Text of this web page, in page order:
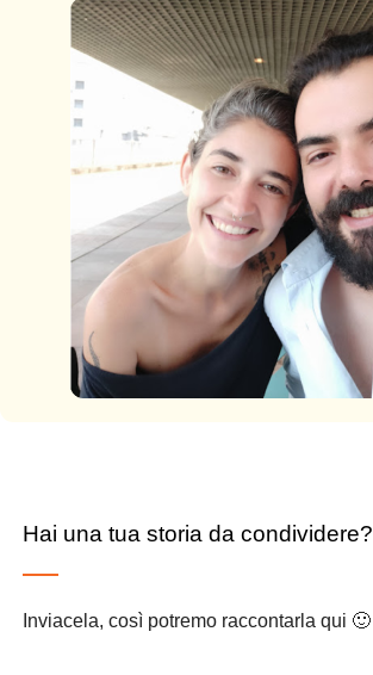
Hai una tua storia da condividere?
Inviacela, così potremo raccontarla qui 🙂